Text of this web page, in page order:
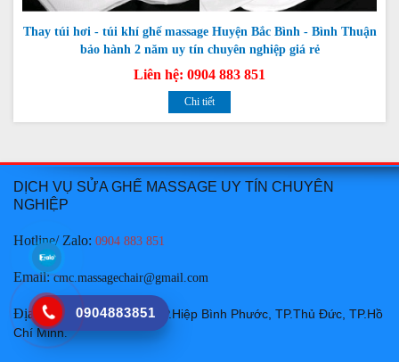
Thay túi hơi - túi khí ghế massage Huyện Bắc Bình - Bình Thuận
bảo hành 2 năm uy tín chuyên nghiệp giá rẻ
Liên hệ: 0904 883 851
Chi tiết
0904883851
DỊCH VỤ SỬA GHẾ MASSAGE UY TÍN CHUYÊN
NGHIỆP
Hotline/ Zalo: 0904 883 851
Email: cmc.massagechair@gmail.com
Địa chỉ:
31 Đường Số 1 , P.Hiệp Bình Phước, TP.Thủ Đức, TP.Hồ
Chí Minh.